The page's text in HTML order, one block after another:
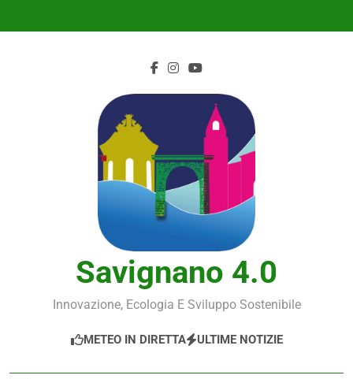
Savignano 4.0
Innovazione, Ecologia E Sviluppo Sostenibile
METEO IN DIRETTA ULTIME NOTIZIE